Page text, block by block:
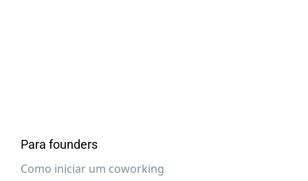
Para founders
Como iniciar um coworking